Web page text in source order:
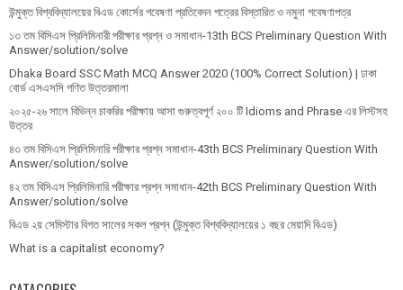
উন্মুক্ত বিশ্ববিদ্যালয়ের বিএড কোর্সের গবেষণা প্রতিবেদন পত্রের বিস্তারিত ও নমুনা গবেষণাপত্র
১৩ তম বিসিএস প্রি‌লি‌মিনারী পরীক্ষার প্রশ্ন ও সমাধান-13th BCS Preliminary Question With
Answer/solution/solve
Dhaka Board SSC Math MCQ Answer 2020 (100% Correct Solution) | ঢাকা
বোর্ড এসএসসি গণিত উত্তরমালা
২০২৫-২৬ সালে বিভিন্ন চাকরির পরীক্ষায় আসা গুরুত্বপূর্ণ ২০০ টি Idioms and Phrase এর লিস্টসহ
উত্তর
৪৩ তম বিসিএস প্রিলিমিনারি পরীক্ষার প্রশ্ন সমাধান-43th BCS Preliminary Question With
Answer/solution/solve
৪২ তম বিসিএস প্রিলিমিনারি পরীক্ষার প্রশ্ন সমাধান-42th BCS Preliminary Question With
Answer/solution/solve
বিএড ২য় সেমিস্টার বিগত সালের সকল প্রশ্ন (উন্মুক্ত বিশ্ববিদ্যালয়ের ১ বছর মেয়াদি বিএড)
What is a capitalist economy?